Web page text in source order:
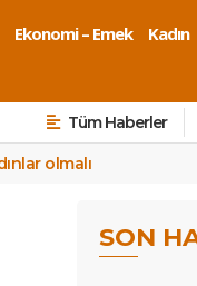
Ekonomi – Emek Kadın
Tüm Haberler
olmalı
SON